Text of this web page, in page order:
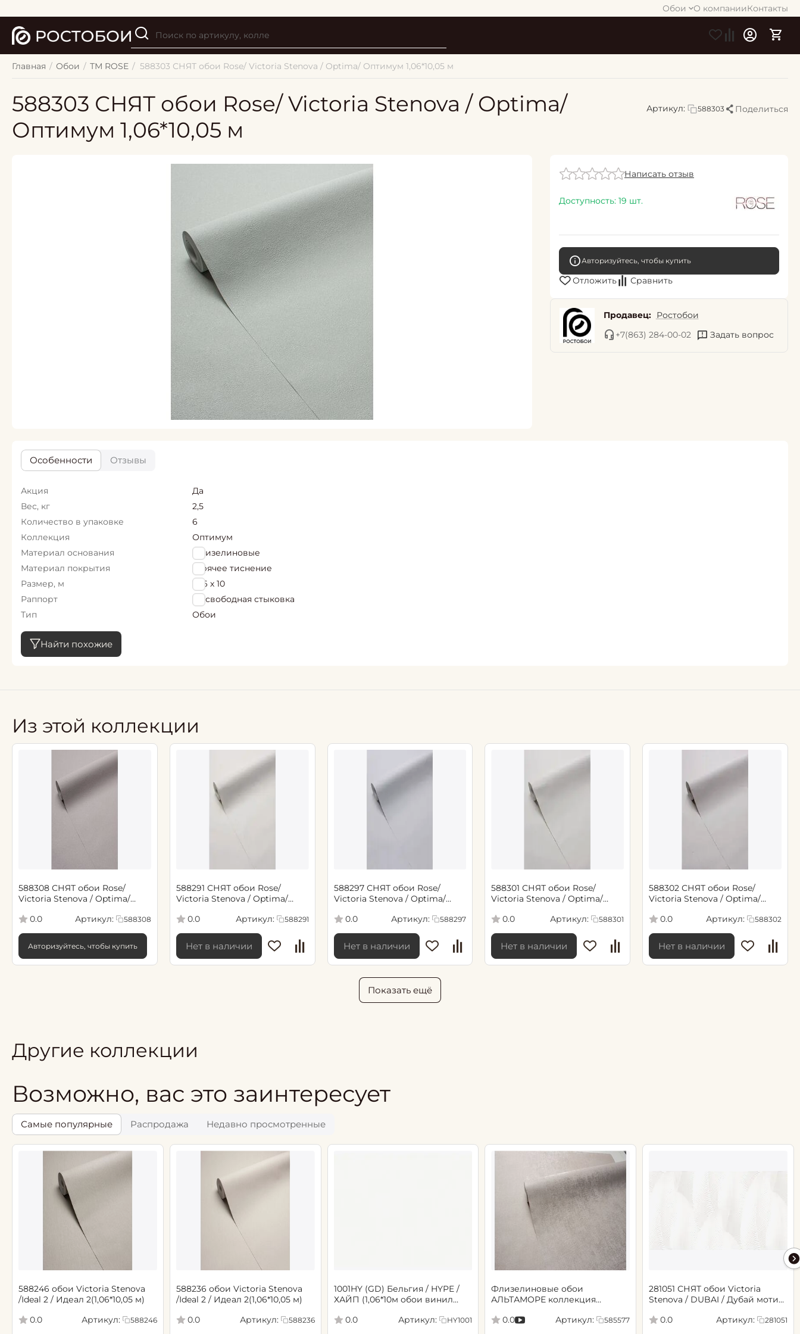
Обои О компанииКонтакты
Главная / Обои / ТМ ROSE / 588303 СНЯТ обои Rose/ Victoria Stenova / Optima/ Оптимум 1,06*10,05 м
588303 СНЯТ обои Rose/ Victoria Stenova / Optima/
Оптимум 1,06*10,05 м
Артикул: 588303 Поделиться
Написать отзыв
Доступность: 19 шт.
Авторизуйтесь, чтобы купить
Отложить Сравнить
Продавец: Ростобои
+7(863) 284-00-02
Задать вопрос
Особенности Отзывы
Акция
Да
Вес, кг
2,5
Количество в упаковке
6
Коллекция
Оптимум
Материал основания
Флизелиновые
Материал покрытия
Горячее тиснение
Размер, м
1,06 х 10
Раппорт
64 свободная стыковка
Тип
Обои
Найти похожие
Из этой коллекции
588308 СНЯТ обои Rose/
Victoria Stenova / Optima/
0.0
Артикул: 588308
Авторизуйтесь, чтобы купить
588291 СНЯТ обои Rose/
Victoria Stenova / Optima/
0.0
Артикул: 588291
Нет в наличии
588297 СНЯТ обои Rose/
Victoria Stenova / Optima/
0.0
Артикул: 588297
Нет в наличии
588301 СНЯТ обои Rose/
Victoria Stenova / Optima/
0.0
Артикул: 588301
Нет в наличии
588302 СНЯТ обои Rose/
Victoria Stenova / Optima/
0.0
Артикул: 588302
Нет в наличии
Показать ещё
Другие коллекции
Возможно, вас это заинтересует
Самые популярные Распродажа Недавно просмотренные
588246 обои Victoria Stenova
/Ideal 2 / Идеал 2(1,06*10,05 м)
0.0
Артикул: 588246
588236 обои Victoria Stenova
/Ideal 2 / Идеал 2(1,06*10,05 м)
0.0
Артикул: 588236
1001HY (GD) Бельгия / HYPE /
ХАЙП (1,06*10м обои винил
0.0
Артикул: HY1001
Флизелиновые обои
АЛЬТАМОРЕ коллекция
0.0
Артикул: 585577
281051 СНЯТ обои Victoria
Stenova / DUBAI / Дубай мотив
0.0
Артикул: 281051